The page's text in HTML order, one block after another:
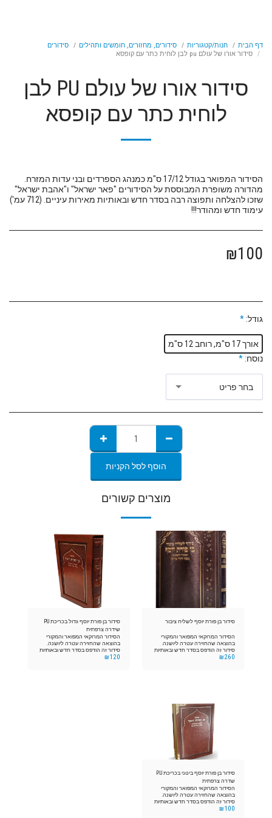
דף הבית חנות/קטגוריות סידורים, מחזורים, חומשים ותהילים
סידורים
סידור אורו של עולם pu לבן לוחית כתר עם קופסא
סידור אורו של עולם PU לבן
לוחית כתר עם קופסא
הסידור המפואר בגודל 17/12 ס"מ כמנהג הספרדים ובני עדות המזרח.
מהדורה משופרת המבוססת על הסידורים "פאר ישראל" ו"אהבת ישראל"
עימוד חדש ומהודר!!!
₪100
גודל: *
אורך 17 ס"מ, רוחב 12 ס"מ
נוסח: *
בחר פריט
הוסף לסל הקניות
מוצרים קשורים
סידור בן פורת יוסף לשליח ציבור
הסידור המרוקאי המפואר והמקורי
בהוצאה שהחזירה עטרה ליושנה.
סידור זה הודפס בסדר חדש ובאותיות
מאירות עיניים, והכל בסדר נאה מתוקן
₪260
סידור בן פורת יוסף גדול בכריכת PU
שידרה צרפתית
הסידור המרוקאי המפואר והמקורי
בהוצאה שהחזירה עטרה ליושנה.
סידור זה הודפס בסדר חדש ובאותיות
מאירות עיניים, והכל בסדר נאה מתוקן
₪120
סידור בן פורת יוסף בינוני בכריכת P.U
שדרה צרפתית
הסידור המרוקאי המפואר והמקורי
בהוצאה שהחזירה עטרה ליושנה.
סידור זה הודפס בסדר חדש ובאותיות
מאירות עיניים, והכל בסדר נאה מתוקן
₪100